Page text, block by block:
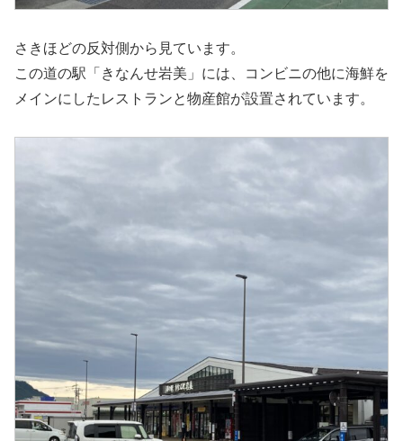
さきほどの反対側から見ています。
この道の駅「きなんせ岩美」には、コンビニの他に海鮮を
メインにしたレストランと物産館が設置されています。